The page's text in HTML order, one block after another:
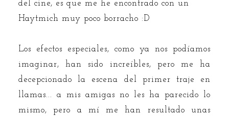
del cine, es que me he encontrado con un
Haytmich muy poco borracho :D
Los efectos especiales, como ya nos podíamos
imaginar, han sido increíbles, pero me ha
decepcionado la escena del primer traje en
llamas... a mis amigas no les ha parecido lo
mismo, pero a mí me han resultado unas